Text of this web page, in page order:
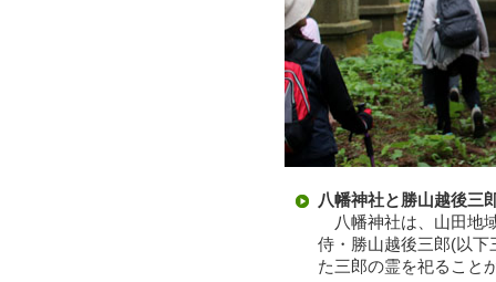
八幡神社と勝山越後三
八幡神社は、山田地
侍・勝山越後三郎(以下
た三郎の霊を祀ること